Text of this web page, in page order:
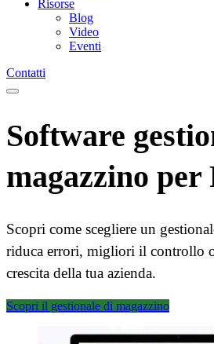
Risorse
Blog
Video
Eventi
Contatti
Software
magazzino
Scopri come scegliere un
riduca errori, migliori il controllo
crescita della tua azienda.
Scopri il gestionale di magazzino